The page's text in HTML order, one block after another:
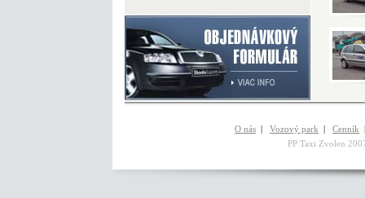
O nás | Vozový park | Cenník
PP Taxi